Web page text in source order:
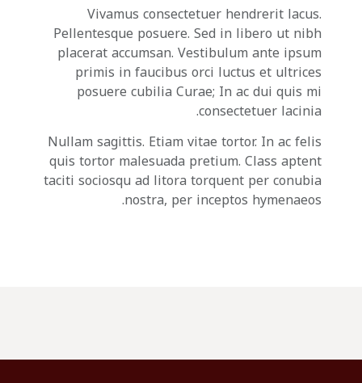
Vivamus consectetuer hendrerit lacus.
Pellentesque posuere. Sed in libero ut nibh
placerat accumsan. Vestibulum ante ipsum
primis in faucibus orci luctus et ultrices
posuere cubilia Curae; In ac dui quis mi
consectetuer lacinia.
Nullam sagittis. Etiam vitae tortor. In ac felis
quis tortor malesuada pretium. Class aptent
taciti sociosqu ad litora torquent per conubia
nostra, per inceptos hymenaeos.